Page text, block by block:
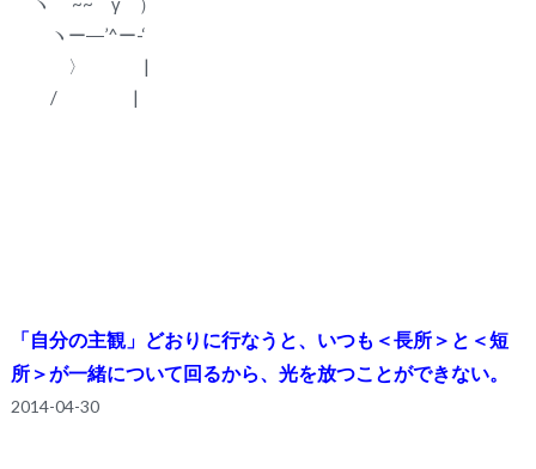
ヽー―’^ー-‘
〉 |
/ |
「自分の主観」どおりに行なうと、いつも＜長所＞と＜短
所＞が一緒について回るから、光を放つことができない。
2014-04-30